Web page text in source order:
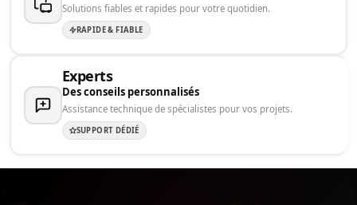
Solutions fiables et rapides pour votre quotidien.
RAPIDE & FIABLE
Experts
Des conseils personnalisés
Assistance technique de spécialistes pour vos projets.
SUPPORT DÉDIÉ